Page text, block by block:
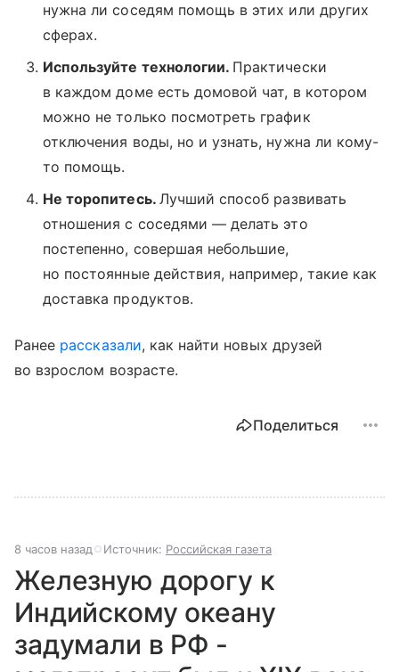
нужна ли соседям помощь в этих или других
сферах.
Используйте технологии. Практически
в каждом доме есть домовой чат, в котором
можно не только посмотреть график
отключения воды, но и узнать, нужна ли кому-
то помощь.
Не торопитесь. Лучший способ развивать
отношения с соседями — делать это
постепенно, совершая небольшие,
но постоянные действия, например, такие как
доставка продуктов.
Ранее рассказали, как найти новых друзей
во взрослом возрасте.
Поделиться
8 часов назад Источник: Российская газета
Железную дорогу к
Индийскому океану
задумали в РФ -